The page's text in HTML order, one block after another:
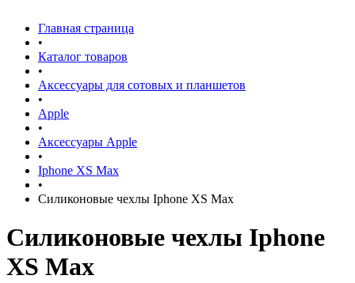
Главная страница
•
Каталог товаров
•
Аксессуары для сотовых и планшетов
•
Apple
•
Аксессуары Apple
•
Iphone XS Max
•
Силиконовые чехлы Iphone XS Max
Силиконовые чехлы Iphone
XS Max